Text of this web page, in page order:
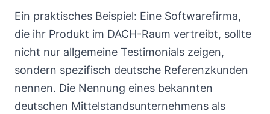
Ein praktisches Beispiel: Eine Softwarefirma,
die ihr Produkt im DACH-Raum vertreibt, sollte
nicht nur allgemeine Testimonials zeigen,
sondern spezifisch deutsche Referenzkunden
nennen. Die Nennung eines bekannten
deutschen Mittelstandsunternehmens als